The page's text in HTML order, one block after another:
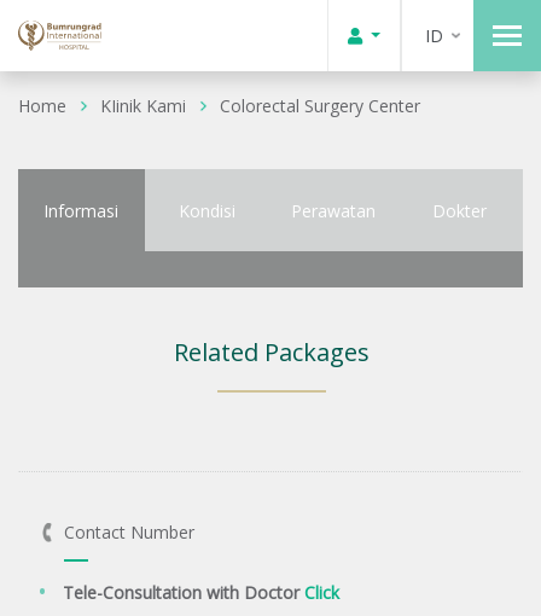
ID
Home KIinik Kami Colorectal Surgery Center
Informasi Kondisi Perawatan Dokter
Related Packages
Contact Number
Tele-Consultation with DoctorClick